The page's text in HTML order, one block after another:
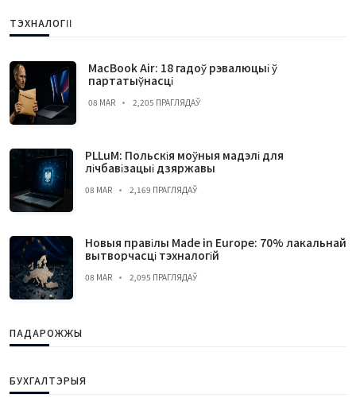
ТЭХНАЛОГІІ
MacBook Air: 18 гадоў рэвалюцыі ў
партатыўнасці
08 MAR 2,205 ПРАГЛЯДАЎ
PLLuM: Польскія моўныя мадэлі для
лічбавізацыі дзяржавы
08 MAR 2,169 ПРАГЛЯДАЎ
Новыя правілы Made in Europe: 70% лакальнай
вытворчасці тэхналогій
08 MAR 2,095 ПРАГЛЯДАЎ
ПАДАРОЖЖЫ
БУХГАЛТЭРЫЯ